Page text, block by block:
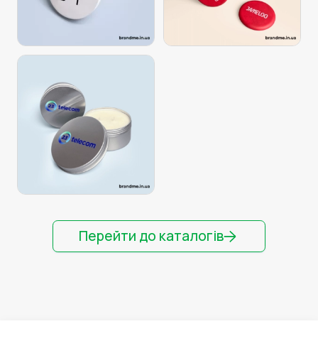
Перейти до каталогів